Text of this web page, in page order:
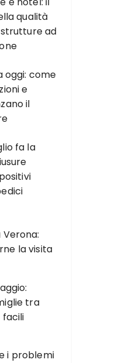
qualità
strutture ad
oggi: come
e
il
fa la
la visita
tra
facili
i problemi